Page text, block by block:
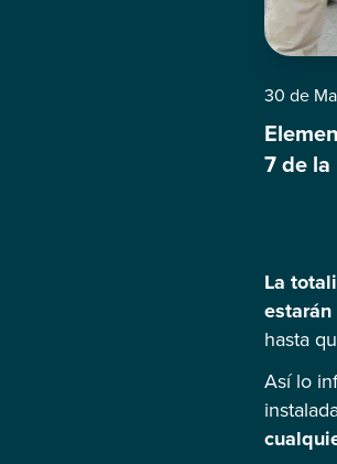
30 de
7 de
La
hasta
Así lo